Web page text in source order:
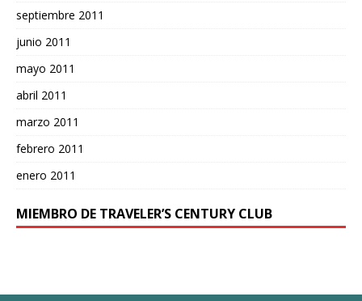
septiembre 2011
junio 2011
mayo 2011
abril 2011
marzo 2011
febrero 2011
enero 2011
MIEMBRO DE TRAVELER’S CENTURY CLUB